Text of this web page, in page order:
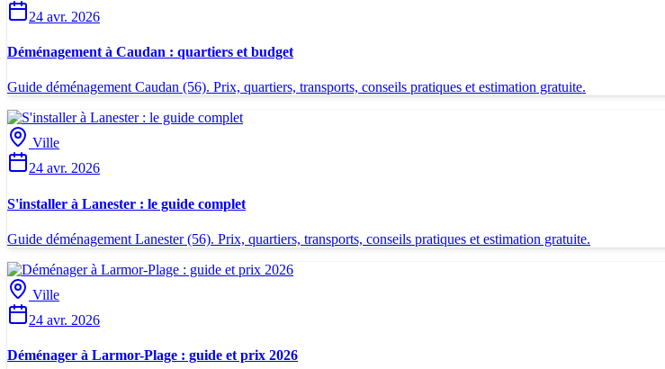
24 avr. 2026
Déménagement à Caudan : quartiers et budget
Guide déménagement Caudan (56). Prix, quartiers, transports, conseils pratiques et estimation gratuite.
Ville
24 avr. 2026
S'installer à Lanester : le guide complet
Guide déménagement Lanester (56). Prix, quartiers, transports, conseils pratiques et estimation gratuite.
Ville
24 avr. 2026
Déménager à Larmor-Plage : guide et prix 2026